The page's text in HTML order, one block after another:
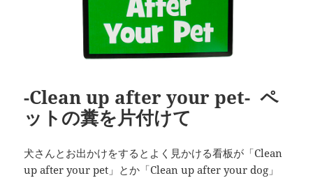
-Clean up after your pet- ペ
ットの糞を片付けて
犬さんとお出かけをするとよく見かける看板が「Clean
up after your pet」とか「Clean up after your dog」